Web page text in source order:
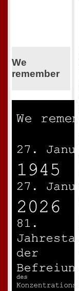
We
remember